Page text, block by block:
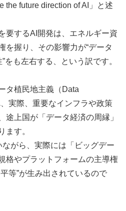
the future direction of AI」と述
要するAI開発は、エネルギー資
を握り、その影響力が“データ
をも左右する、という訳です。
タ植民地主義（Data
実際、重要なインフラや政策
途上国が「データ経済の周縁」
ます。
ながら、実際には「ビッグデー
格やプラットフォームの主導権
等”が生み出されているので